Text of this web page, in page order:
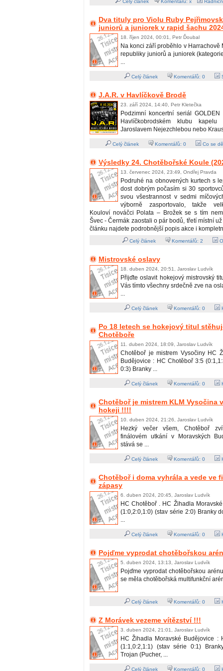
Celý článek Komentářů: x
Dva tituly pro Violu Ruby
juniorů a juniorek v rapid šachu
18. říjen 2024, 00:01, Petr Ďoubal
Na konci září proběhlo v Harrachově
republiky juniorů a juniorek
...
Celý článek Komentářů: 0
J.A.R. v Havlíčkově Brodě
23. září 2024, 14:40, Petr Kletečka
Podzimní koncertní seriál
Havlíčkobrodském klubu
Jaroslavem Nejezchlebou nebo
Celý článek Komentářů: 0 Co se
Výsledky 24. Chotěbořské Koule
13. červenec 2024, 23:49, Ondřej Pravda
Podruhé na obnovených kurtech s
dost dobrým počasím si 30
svou všestrannost v sedmi
výborně zasportovalo, takže
Kouloví nováčci Polata – Brožek se s tím
Švec - Čermák zaostali o pár bodů, třetí místní
článku najdete podrobnější popis akce i
Celý článek Komentářů: 2
Mistrovské oslavy
18. duben 2024, 20:51, Jaroslav Ludvík
Přijďte oslavit hokejový mistrovský
Vás tímto všechny srdečně zve na
...
Celý článek Komentářů: 0
Po 18 letech se hokejový titul
Chotěboře
11. duben 2024, 18:09, Jaroslav Ludvík
Chotěboř je mistrem Vysočiny HC
Budějovice : HC Chotěboř 3:5
0:3) Branky ...
Celý článek Komentářů: 0
Chotěboř je mistrem KLM Vysočina
hokeji !!!!
10. duben 2024, 21:26, Jaroslav Ludvík
Hezký večer všem, Chotěboř
finálovém utkání v Moravských
stává se ...
Celý článek Komentářů: 0
Chotěboř i doma vyhrála a vede ve
zápasy
6. duben 2024, 20:45, Jaroslav Ludvík
HC Chotěboř . HC Žihadla
(1:0,2:0,1:0) (stav série 2:0) Branky
...
Celý článek Komentářů: 0
Pojďme vyprodat chotěbořskou
5. duben 2024, 13:13, Jaroslav Ludvík
Pojďme vyprodat chotěbořskou
se měla chotěbořská multifunkční
Celý článek Komentářů: 0
Z Morávek vezeme vítězství !!!
3. duben 2024, 21:01, Jaroslav Ludvík
HC Žihadla Moravské Budějovice :
(1:1,0:2,1:1) (stav série 0:1)
Trojan (Pucher, ...
Celý článek Komentářů: 0